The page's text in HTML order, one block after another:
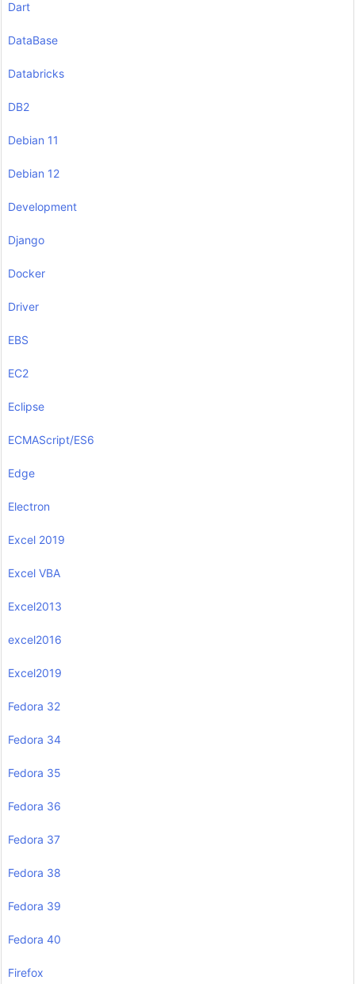
Dart
DataBase
Databricks
DB2
Debian 11
Debian 12
Development
Django
Docker
Driver
EBS
EC2
Eclipse
ECMAScript/ES6
Edge
Electron
Excel 2019
Excel VBA
Excel2013
excel2016
Excel2019
Fedora 32
Fedora 34
Fedora 35
Fedora 36
Fedora 37
Fedora 38
Fedora 39
Fedora 40
Firefox